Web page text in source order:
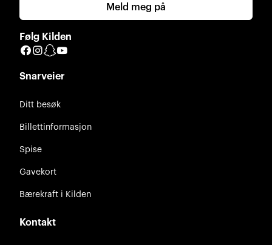
Meld meg på
Følg Kilden
Facebook
Instagram
Snapchat
Snarveier
Ditt besøk
Billettinformasjon
Spise
Gavekort
Bærekraft i Kilden
Kontakt